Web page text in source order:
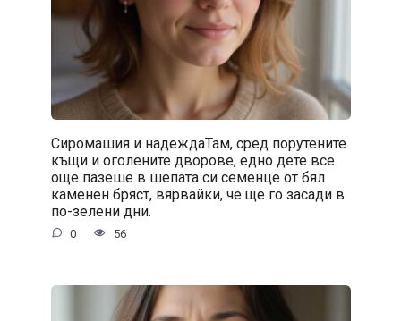
Сиромашия и надеждаТам, сред порутените
къщи и оголените дворове, едно дете все
още пазеше в шепата си семенце от бял
каменен бряст, вярвайки, че ще го засади в
по-зелени дни.
0 56